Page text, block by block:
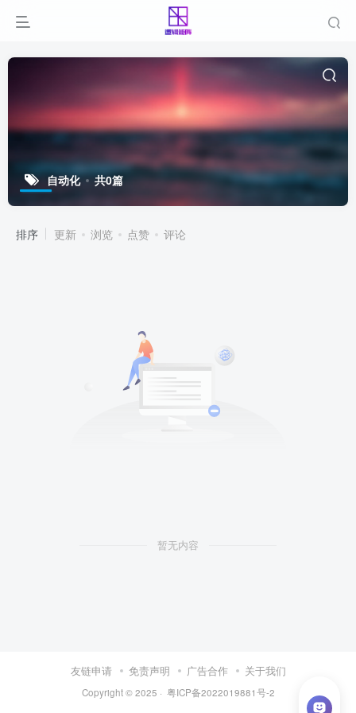
自动化 共0篇
排序 更新 浏览 点赞 评论
暂无内容
友链申请 免责声明 广告合作 关于我们
Copyright © 2025 · 粤ICP备2022019881号-2